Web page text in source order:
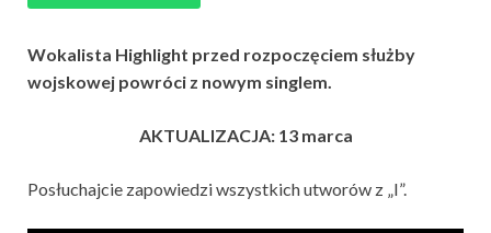
Wokalista Highlight przed rozpoczęciem służby
wojskowej powróci z nowym singlem.
AKTUALIZACJA: 13 marca
Posłuchajcie zapowiedzi wszystkich utworów z „I”.